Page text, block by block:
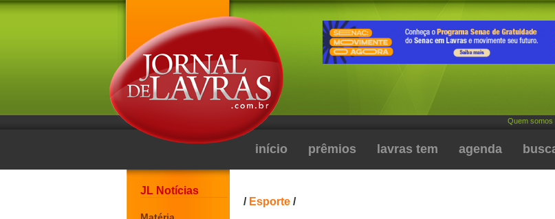
Quem somos
início prêmios lavras tem agenda
JL Notícias
/ Esporte /